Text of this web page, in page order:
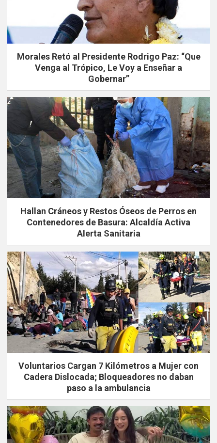
Morales Retó al Presidente Rodrigo Paz: “Que
Venga al Trópico, Le Voy a Enseñar a
Gobernar”
Hallan Cráneos y Restos Óseos de Perros en
Contenedores de Basura: Alcaldía Activa
Alerta Sanitaria
Voluntarios Cargan 7 Kilómetros a Mujer con
Cadera Dislocada; Bloqueadores no daban
paso a la ambulancia